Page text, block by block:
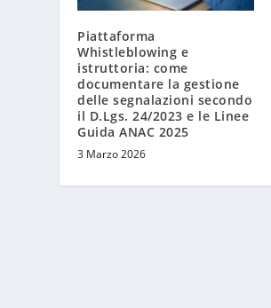
Piattaforma
Whistleblowing e
istruttoria: come
documentare la gestione
delle segnalazioni secondo
il D.Lgs. 24/2023 e le Linee
Guida ANAC 2025
3 Marzo 2026